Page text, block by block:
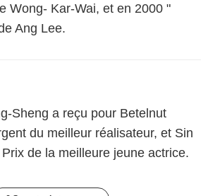
Wong- Kar-Wai, et en 2000 "
Ang Lee.
Sheng a reçu pour Betelnut
du meilleur réalisateur, et Sin
de la meilleure jeune actrice.